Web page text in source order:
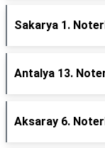
Sakarya 1.
Antalya 13.
Aksaray 6.